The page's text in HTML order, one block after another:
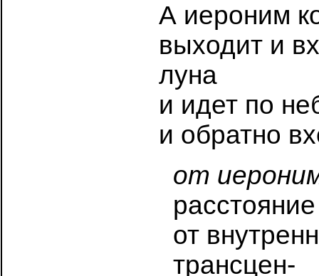
А иероним
выходит и
луна
и идет по
и обратно
от
от
трансцен-